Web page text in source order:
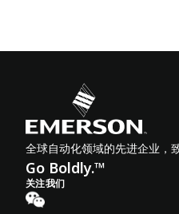
全球自动化领域的先进企业，
Go Boldly.™
关注我们